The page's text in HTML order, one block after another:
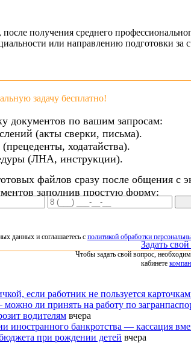
получения среднего
или направлению подготовки
задачу бесплатно!
документов по вашим запросам:
(акты сверки, письма).
ходатайства).
(ЛНА, инструкции).
файлов сразу после общения с
заполнив простую форму:
данных и соглашаетесь с политикой обработки
Задать
Чтобы задать свой вопрос,
кабинете
если работник не пользуется
ли принять на работу по
водителям вчера
иностранного банкротства — кассация
при рождении детей вчера